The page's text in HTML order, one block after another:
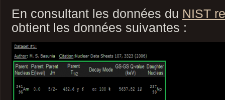
En consultant les données du NIST
obtient les données suivantes :